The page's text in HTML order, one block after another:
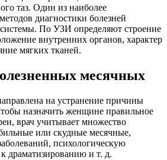
таз. Один из наиболее
диагностики болезней
По УЗИ определяют строение
внутренних органов, характер
мягких тканей.
месячных
на устранение причины
назначить женщине правильное
врач учитывает множество
или скудные месячные,
психологическую
драматизированию и т. д.